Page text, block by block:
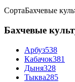
СортаБахчевые
Бахчевые
Арбуз538
Кабачок381
Дыня328
Тыква285